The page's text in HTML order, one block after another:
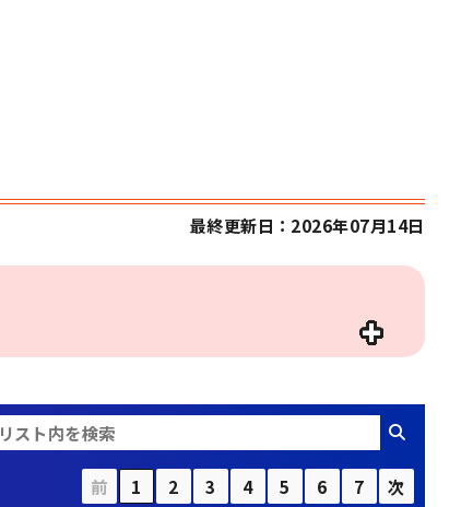
最終更新日：2026年07月14日
前 1 2 3 4 5 6 7
次